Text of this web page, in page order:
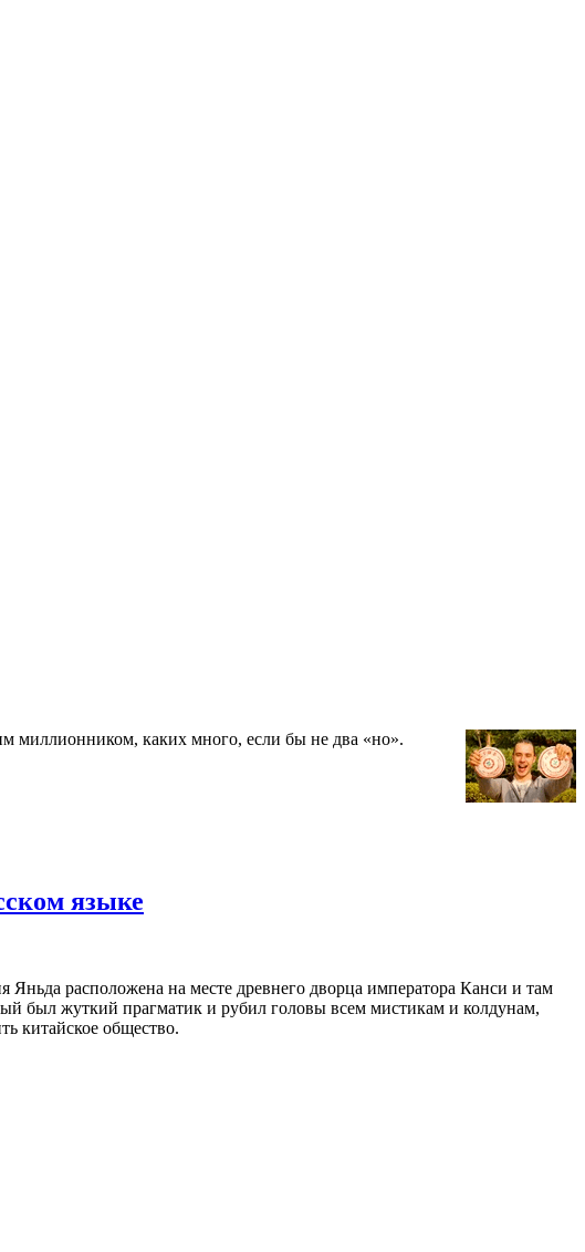
миллионником, каких много, если бы не два «но».
языке
расположена на месте древнего дворца императора Канси и там
был жуткий прагматик и рубил головы всем мистикам и колдунам,
китайское общество.